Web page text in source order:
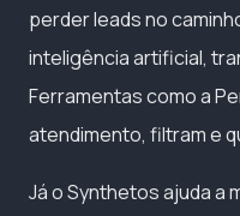
perder leads no
inteligência artificial,
Ferramentas como a
atendimento, filtram e
Já o Synthetos ajuda a